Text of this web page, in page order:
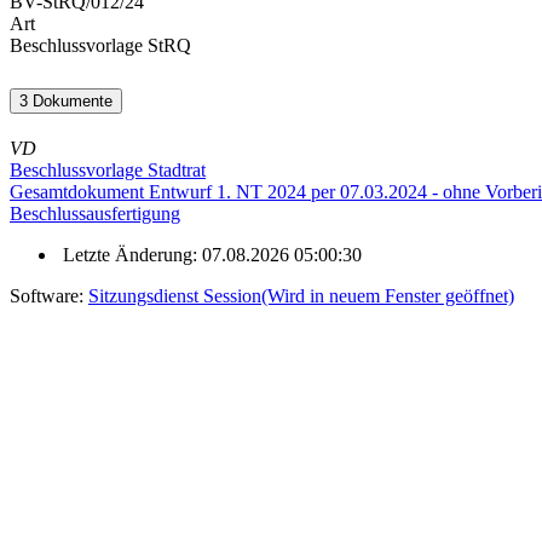
Art
Beschlussvorlage StRQ
3 Dokumente
VD
Beschlussvorlage Stadtrat
Gesamtdokument Entwurf 1. NT 2024 per 07.03.2024 - ohne
Beschlussausfertigung
Letzte Änderung: 07.08.2026 05:00:30
Software: Sitzungsdienst Session(Wird in neuem Fenster geöffnet)